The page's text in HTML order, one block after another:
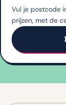
Vul je postcode
prijzen, met de